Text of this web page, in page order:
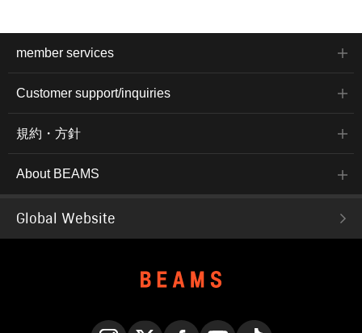
member services
Customer support/inquiries
規約・方針
About BEAMS
Global Website